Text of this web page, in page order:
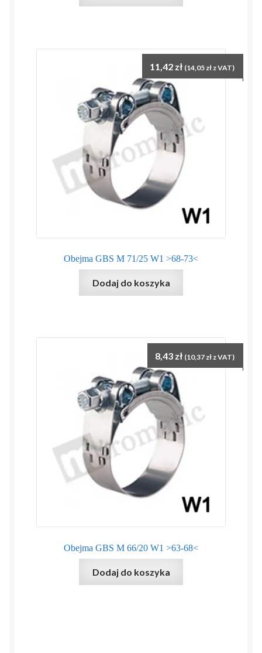
Obejma GBS M 71/25 W1 >68-73<
11,42 zł (14,05 zł z VAT)
Dodaj do koszyka
Obejma GBS M 66/20 W1 >63-68<
8,43 zł (10,37 zł z VAT)
Dodaj do koszyka